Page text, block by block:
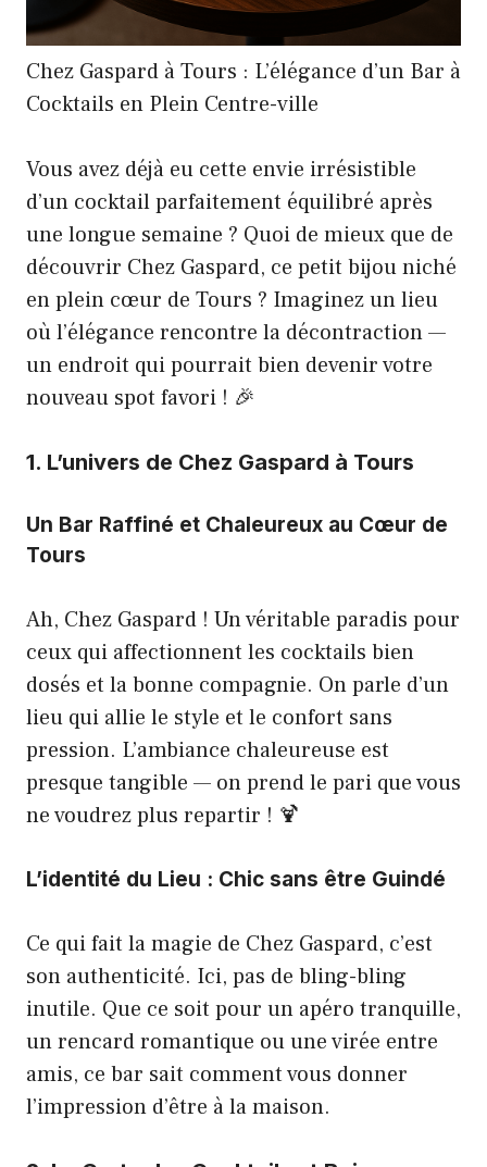
Chez Gaspard à Tours : L’élégance d’un Bar à
Cocktails en Plein Centre-ville
Vous avez déjà eu cette envie irrésistible
d’un cocktail parfaitement équilibré après
une longue semaine ? Quoi de mieux que de
découvrir Chez Gaspard, ce petit bijou niché
en plein cœur de Tours ? Imaginez un lieu
où l’élégance rencontre la décontraction —
un endroit qui pourrait bien devenir votre
nouveau spot favori ! 🎉
1. L’univers de Chez Gaspard à Tours
Un Bar Raffiné et Chaleureux au Cœur de
Tours
Ah, Chez Gaspard ! Un véritable paradis pour
ceux qui affectionnent les cocktails bien
dosés et la bonne compagnie. On parle d’un
lieu qui allie le style et le confort sans
pression. L’ambiance chaleureuse est
presque tangible — on prend le pari que vous
ne voudrez plus repartir ! 🍹
L’identité du Lieu : Chic sans être Guindé
Ce qui fait la magie de Chez Gaspard, c’est
son authenticité. Ici, pas de bling-bling
inutile. Que ce soit pour un apéro tranquille,
un rencard romantique ou une virée entre
amis, ce bar sait comment vous donner
l’impression d’être à la maison.